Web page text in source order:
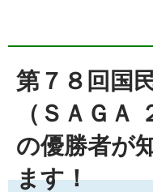
第７８回国
（ＳＡＧＡ
の優勝者が
ます！